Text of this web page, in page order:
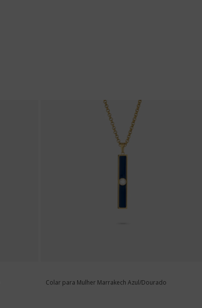
Colar para Mulher Marrakech Azul/Dourado